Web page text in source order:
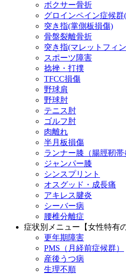
ボクサー骨折
グロインペイン症候群
突き指(掌側板損傷)
骨盤裂離骨折
突き指(マレットフィン
スポーツ障害
捻挫・打撲
TFCC損傷
野球肩
野球肘
テニス肘
ゴルフ肘
肉離れ
半月板損傷
ランナー膝（腸脛靭帯
ジャンパー膝
シンスプリント
オスグッド・成長痛
アキレス腱炎
シーバー病
腰椎分離症
症状別メニュー【女性特有
更年期障害
PMS（月経前症候群）
産後うつ病
生理不順